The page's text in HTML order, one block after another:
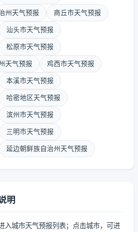
州天气预报 商丘市天气预报
汕头市天气预报
松原市天气预报
天气预报 鸡西市天气预报
本溪市天气预报
哈密地区天气预报
滨州市天气预报
三明市天气预报
延边朝鲜族自治州天气预报
明
入城市天气预报列表；点击城市，可进